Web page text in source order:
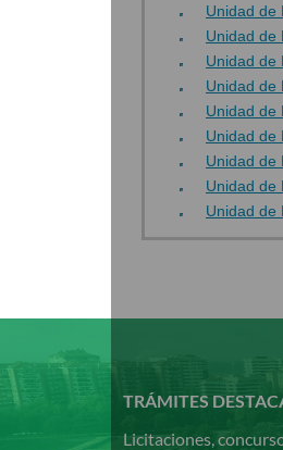
Unidad de
Unidad de
Unidad de
Unidad de
Unidad de
Unidad de
Unidad de
Unidad de
Unidad de
contenido
principal
TRÁMITES
Licitaciones,